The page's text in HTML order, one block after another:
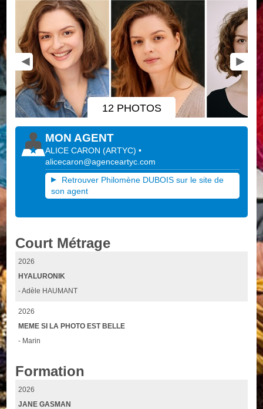
12 PHOTOS
MON AGENT
ALICE CARON (ARTYC)•
alicecaron@agenceartyc.com
Retrouver Philomène DUBOIS sur le site de
son agent
Court Métrage
2026
HYALURONIK
- Adèle HAUMANT
2026
MEME SI LA PHOTO EST BELLE
- Marin
Formation
2026
JANE GASMAN